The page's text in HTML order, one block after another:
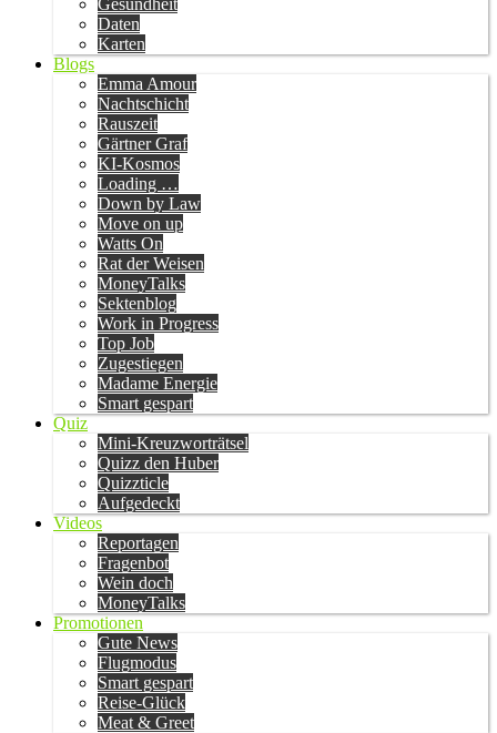
Gesundheit
Daten
Karten
Blogs
Emma Amour
Nachtschicht
Rauszeit
Gärtner Graf
KI-Kosmos
Loading …
Down by Law
Move on up
Watts On
Rat der Weisen
MoneyTalks
Sektenblog
Work in Progress
Top Job
Zugestiegen
Madame Energie
Smart gespart
Quiz
Mini-Kreuzworträtsel
Quizz den Huber
Quizzticle
Aufgedeckt
Videos
Reportagen
Fragenbot
Wein doch
MoneyTalks
Promotionen
Gute News
Flugmodus
Smart gespart
Reise-Glück
Meat & Greet